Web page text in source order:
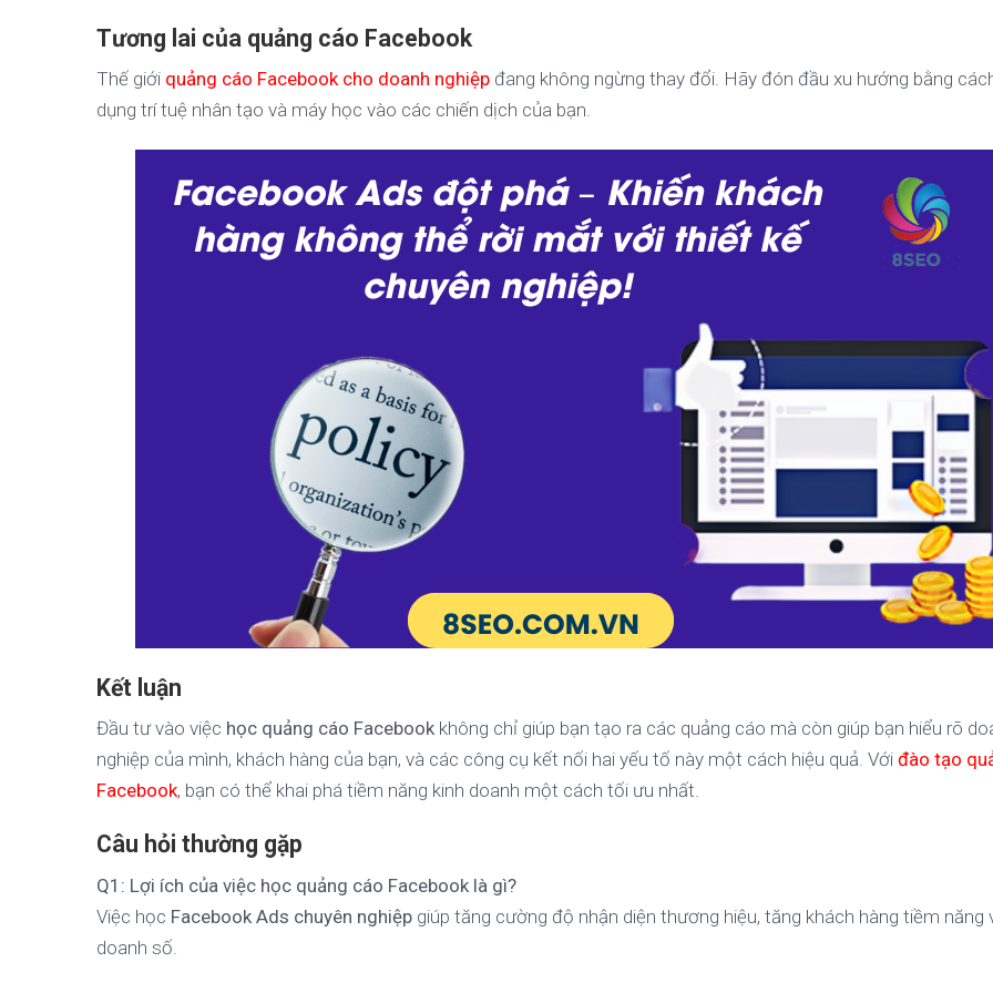
Tương lai của quảng cáo Facebook
Thế giới quảng cáo Facebook cho doanh nghiệp đang không ngừng thay đổi. Hãy đón đầu xu hướng bằng
dụng trí tuệ nhân tạo và máy học vào các chiến dịch của bạn.
Kết luận
Đầu tư vào việc học quảng cáo Facebook không chỉ giúp bạn tạo ra các quảng cáo mà còn giúp bạn hiểu rõ
nghiệp của mình, khách hàng của bạn, và các công cụ kết nối hai yếu tố này một cách hiệu quả. Với đào tạo
Facebook, bạn có thể khai phá tiềm năng kinh doanh một cách tối ưu nhất.
Câu hỏi thường gặp
Q1: Lợi ích của việc học quảng cáo Facebook là gì?
Việc học Facebook Ads chuyên nghiệp giúp tăng cường độ nhận diện thương hiệu, tăng khách hàng tiềm năng
doanh số.